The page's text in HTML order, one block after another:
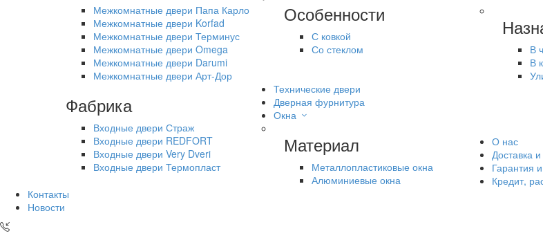
Межкомнатные двери Папа Карло
Межкомнатные двери Korfad
Межкомнатные двери Терминус
Межкомнатные двери Omega
Межкомнатные двери Darumi
Межкомнатные двери Арт-Дор
Особенности
С ковкой
Со стеклом
В
В
Фабрика
Входные двери Страж
Входные двери REDFORT
Входные двери Very Dveri
Входные двери Термопласт
Технические двери
Дверная фурнитура
Окна
Материал
Металлопластиковые окна
Алюминиевые окна
О нас
Доставка
Гарантия
Кредит,
Контакты
Новости